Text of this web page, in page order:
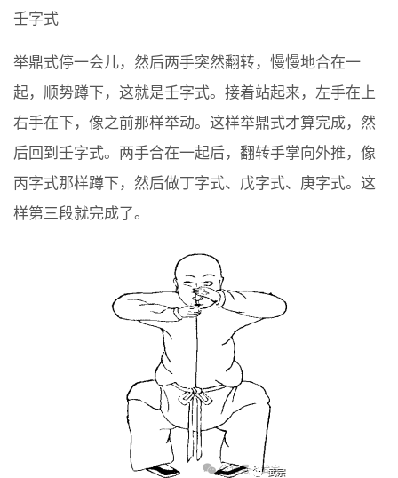
壬字式
举鼎式停一会儿，然后两手突然翻转，慢慢地合在一
起，顺势蹲下，这就是壬字式。接着站起来，左手在上
右手在下，像之前那样举动。这样举鼎式才算完成，然
后回到壬字式。两手合在一起后，翻转手掌向外推，像
丙字式那样蹲下，然后做丁字式、戊字式、庚字式。这
样第三段就完成了。